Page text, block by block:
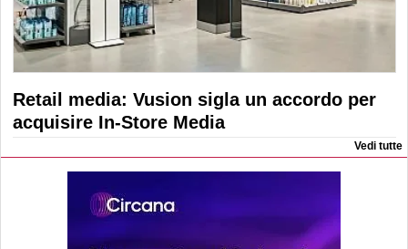
Retail media: Vusion sigla un accordo per
acquisire In-Store Media
Vedi tutte